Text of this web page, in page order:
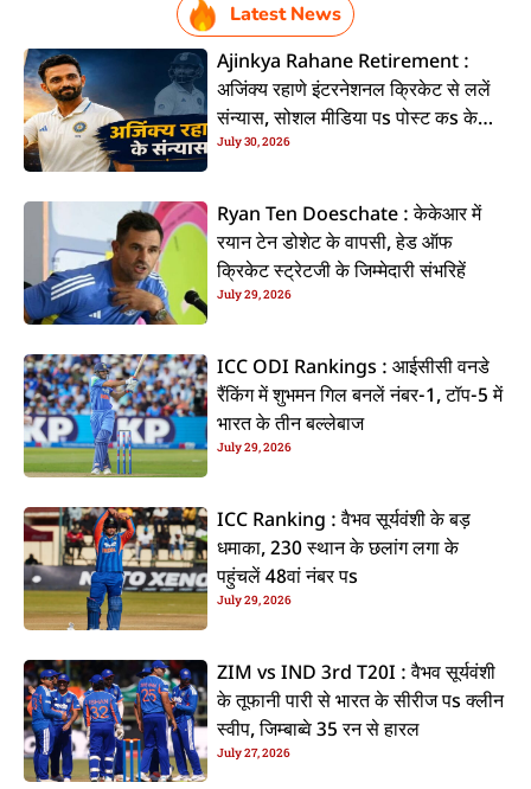
Latest News
Ajinkya Rahane Retirement :
अजिंक्य रहाणे इंटरनेशनल क्रिकेट से ललें
संन्यास, सोशल मीडिया पs पोस्ट कs के
कइलें एलान
July 30, 2026
Ryan Ten Doeschate : केकेआर में
रयान टेन डोशेट के वापसी, हेड ऑफ
क्रिकेट स्ट्रेटजी के जिम्मेदारी संभरिहें
July 29, 2026
ICC ODI Rankings : आईसीसी वनडे
रैंकिंग में शुभमन गिल बनलें नंबर-1, टॉप-5 में
भारत के तीन बल्लेबाज
July 29, 2026
ICC Ranking : वैभव सूर्यवंशी के बड़
धमाका, 230 स्थान के छलांग लगा के
पहुंचलें 48वां नंबर पs
July 29, 2026
ZIM vs IND 3rd T20I : वैभव सूर्यवंशी
के तूफानी पारी से भारत के सीरीज पs क्लीन
स्वीप, जिम्बाब्वे 35 रन से हारल
July 27, 2026